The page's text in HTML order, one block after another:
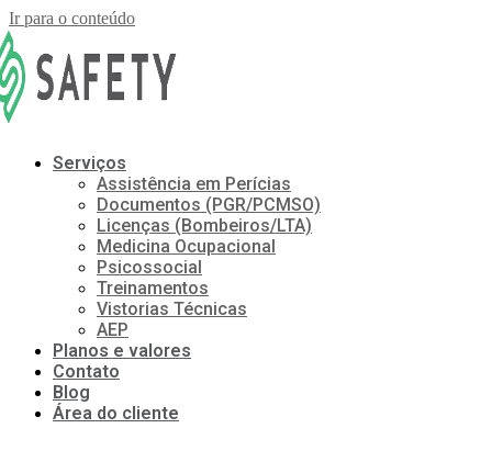
Ir para o conteúdo
Serviços
Assistência em Perícias
Documentos (PGR/PCMSO)
Licenças (Bombeiros/LTA)
Medicina Ocupacional
Psicossocial
Treinamentos
Vistorias Técnicas
AEP
Planos e valores
Contato
Blog
Área do cliente